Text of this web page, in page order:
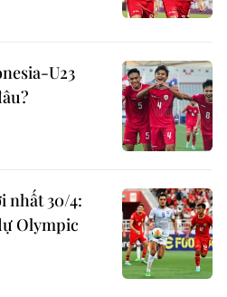
U23
nhất 30/4:
Olympic